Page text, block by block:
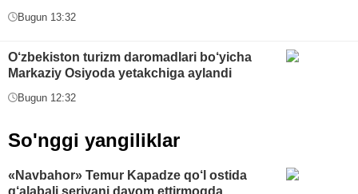
Bugun 13:32
O‘zbekiston turizm daromadlari bo‘yicha
Markaziy Osiyoda yetakchiga aylandi
Bugun 12:32
So'nggi yangiliklar
«Navbahor» Temur Kapadze qo‘l ostida
g‘alabali seriyani davom ettirmoqda